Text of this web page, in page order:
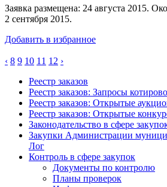
Заявка размещена: 24 августа 2015.
2 сентября 2015.
Добавить в избранное
‹ 8 9 10 11 12 ›
Реестр заказов
Реестр заказов: Запросы
Реестр заказов: Открытые
Реестр заказов: Открытые
Законодательство в сфере
Закупки Администрации
Лог
Контроль в сфере закупок
Документы по контролю
Планы проверок